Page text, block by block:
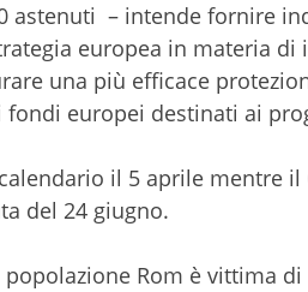
astenuti – intende fornire
europea in materia di
una più efficace
europei destinati ai
il 5 aprile mentre il
del 24 giugno.
Rom è vittima di